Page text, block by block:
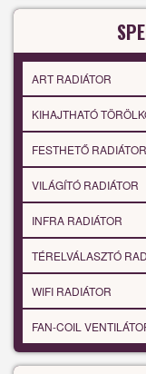
ART RADIÁTOR
KIHAJTHATÓ
FESTHETŐ RADIÁTOR
VILÁGÍTÓ RADIÁTOR
INFRA RADIÁTOR
TÉRELVÁLASZTÓ
WIFI RADIÁTOR
FAN-COIL